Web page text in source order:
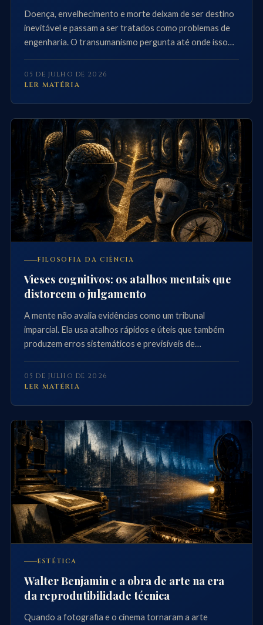
Doença, envelhecimento e morte deixam de ser destino
inevitável e passam a ser tratados como problemas de
engenharia. O transumanismo pergunta até onde isso
05 DE JULHO DE 2026
LER MATÉRIA
FILOSOFIA DA CIÊNCIA
Vieses cognitivos: os atalhos mentais que
distorcem o julgamento
A mente não avalia evidências como um tribunal
imparcial. Ela usa atalhos rápidos e úteis que também
produzem erros sistemáticos e previsíveis de
05 DE JULHO DE 2026
LER MATÉRIA
ESTÉTICA
Walter Benjamin e a obra de arte na era
da reprodutibilidade técnica
Quando a fotografia e o cinema tornaram a arte